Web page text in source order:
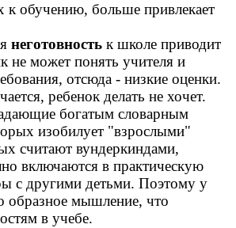
к обучению, больше привлекает
неготовность к школе приводит
не может понять учителя и
отсюда - низкие оценки.
ребенок делать не хочет.
богатым словарным
изобилует "взрослыми"
считают вундеркиндами,
включаются в практическую
с другими детьми. Поэтому у
образное мышление, что
в учебе.